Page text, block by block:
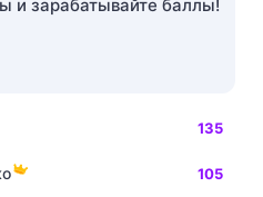
и зарабатывайте баллы!
135
105